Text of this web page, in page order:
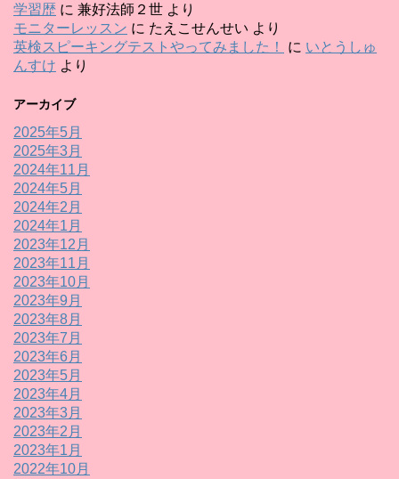
学習歴 に 兼好法師２世 より
モニターレッスン に たえこせんせい より
英検スピーキングテストやってみました！
に いとうしゅ
んすけ より
アーカイブ
2025年5月
2025年3月
2024年11月
2024年5月
2024年2月
2024年1月
2023年12月
2023年11月
2023年10月
2023年9月
2023年8月
2023年7月
2023年6月
2023年5月
2023年4月
2023年3月
2023年2月
2023年1月
2022年10月